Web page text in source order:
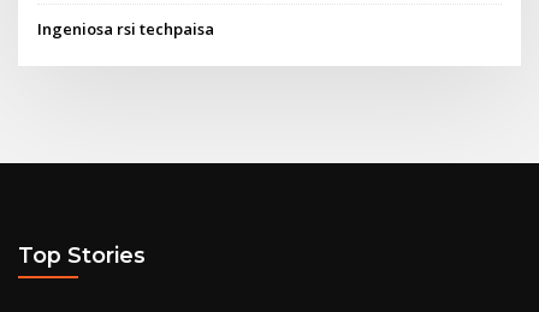
Ingeniosa rsi techpaisa
Top Stories